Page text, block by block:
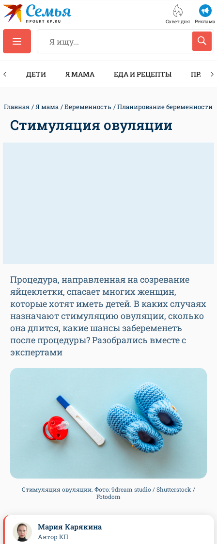
Совет дня Реклама
ДЕТИ Я МАМА ЕДА И РЕЦЕПТЫ
Главная Я мама Беременность Планирование беременности
Стимуляция овуляции
Процедура, направленная на созревание
яйцеклетки, спасает многих женщин,
которые хотят иметь детей. В каких случаях
назначают стимуляцию овуляции, сколько
она длится, какие шансы забеременеть
после процедуры? Разобрались вместе с
экспертами
Стимуляция овуляции. Фото: 9dream studio / Shutterstock /
Fotodom
Мария Карякина
Автор КП